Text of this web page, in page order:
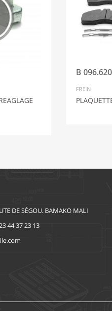
B
FREIN
DE SÉGOU. BAMAKO MALI
44 37 23 13